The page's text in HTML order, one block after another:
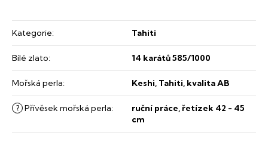
Kategorie: Tahiti
Bílé zlato: 14 karátů 585/1000
Mořská perla: Keshi, Tahiti, kvalita AB
? Přívěsek mořská perla:
ruční práce, řetízek 42 - 45
cm